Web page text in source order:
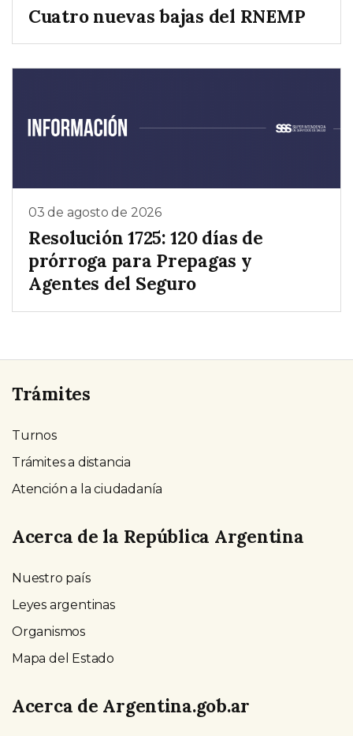
Cuatro nuevas bajas del RNEMP
03 de agosto de 2026
Resolución 1725: 120 días de
prórroga para Prepagas y
Agentes del Seguro
Trámites
Turnos
Trámites a distancia
Atención a la ciudadanía
Acerca de la República Argentina
Nuestro país
Leyes argentinas
Organismos
Mapa del Estado
Acerca de Argentina.gob.ar